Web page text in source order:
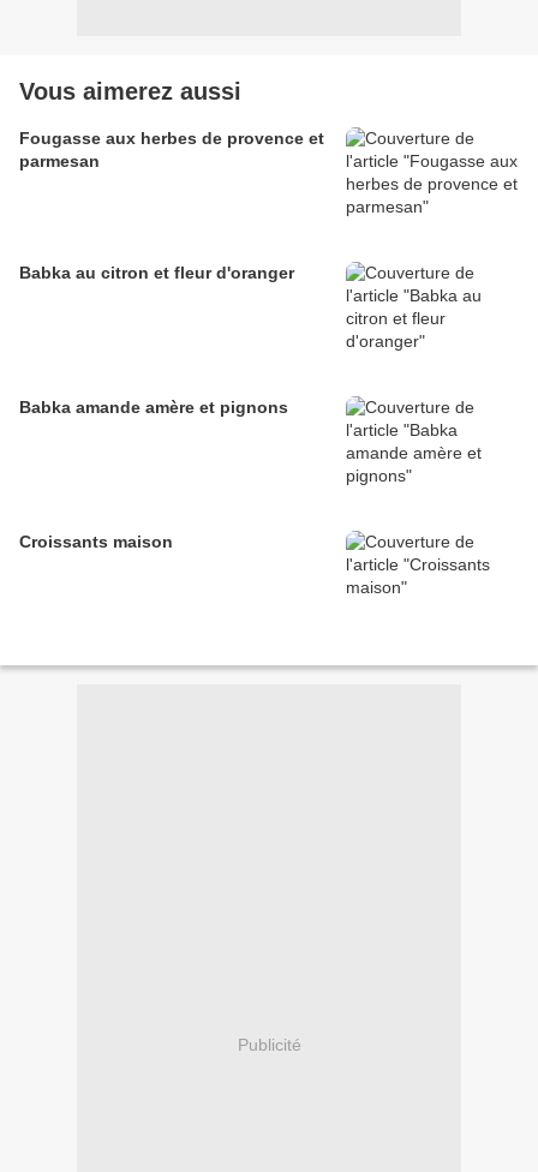
Vous aimerez aussi
Fougasse aux herbes de provence et
parmesan
Babka au citron et fleur d'oranger
Babka amande amère et pignons
Croissants maison
Publicité